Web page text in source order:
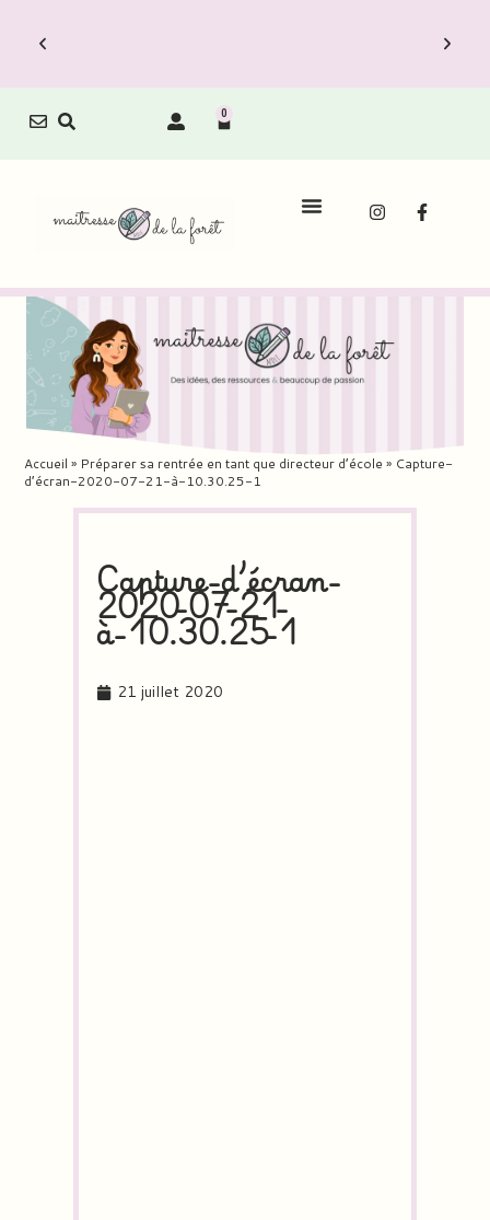
0
Accueil » Préparer sa rentrée en tant que directeur d’école » Capture-
d’écran-2020-07-21-à-10.30.25-1
Capture-d’écran-
2020-07-21-
à-10.30.25-1
21 juillet 2020